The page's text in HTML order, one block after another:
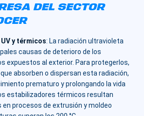
DEL SECTOR
y térmicos: La radiación ultravioleta
causas de deterioro de los
expuestos al exterior. Para protegerlos,
absorben o dispersan esta radiación,
prematuro y prolongando la vida
estabilizadores térmicos resultan
procesos de extrusión y moldeo